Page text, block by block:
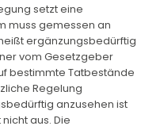
setzt eine
muss gemessen an
ergänzungsbedürftig
vom Gesetzgeber
bestimmte Tatbestände
Regelung
anzusehen ist
aus. Die